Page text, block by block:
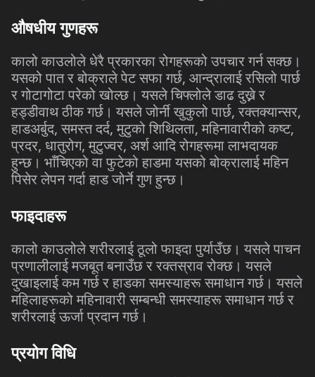
औषधीय गुणहरू
कालो काउलोले धेरै प्रकारका रोगहरूको उपचार गर्न सक्छ।
यसको पात र बोक्राले पेट सफा गर्छ, आन्द्रालाई रसिलो पार्छ
र गोटागोटा परेको खोल्छ। यसले चिफ्लोले डाढ दुख्ने र
हड्डीवाथ ठीक गर्छ। यसले जोर्नी खुकुलो पार्छ,रक्तक्यान्सर,
हाडअर्बुद,समस्त दर्द,मुटुको शिथिलता,महिनावारीको कष्ट,
प्रदर, धातुरोग,मुटुज्वर, अर्श आदि रोगहरूमा लाभदायक
हुन्छ। भाँचिएको वा फुटेको हाडमा यसको बोक्रालाई महिन
पिसेर लेपन गर्दा हाड जोर्ने गुण हुन्छ।
फाइदाहरू
कालो काउलोले शरीरलाई ठूलो फाइदा पुर्याउँछ। यसले पाचन
प्रणालीलाई मजबूत बनाउँछ र रक्तस्राव रोक्छ। यसले
दुखाइलाई कम गर्छ र हाडका समस्याहरू समाधान गर्छ। यसले
महिलाहरूको महिनावारी सम्बन्धी समस्याहरू समाधान गर्छ र
शरीरलाई ऊर्जा प्रदान गर्छ।
प्रयोग विधि